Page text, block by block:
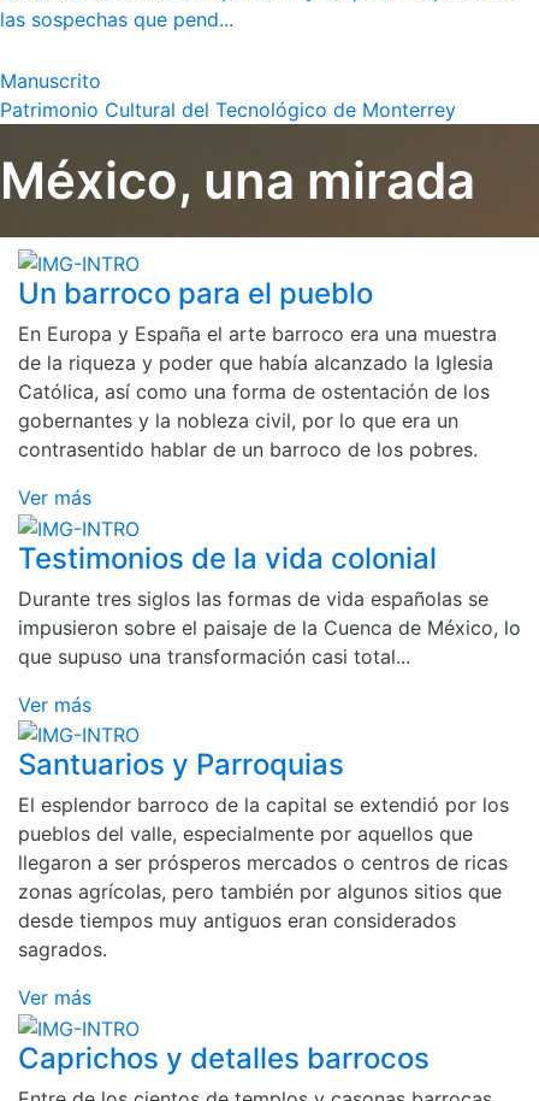
las sospechas que pend...
Manuscrito
Patrimonio Cultural del Tecnológico de Monterrey
México, una mirada
Un barroco para el pueblo
En Europa y España el arte barroco era una muestra
de la riqueza y poder que había alcanzado la Iglesia
Católica, así como una forma de ostentación de los
gobernantes y la nobleza civil, por lo que era un
contrasentido hablar de un barroco de los pobres.
Ver más
Testimonios de la vida colonial
Durante tres siglos las formas de vida españolas se
impusieron sobre el paisaje de la Cuenca de México, lo
que supuso una transformación casi total...
Ver más
Santuarios y Parroquias
El esplendor barroco de la capital se extendió por los
pueblos del valle, especialmente por aquellos que
llegaron a ser prósperos mercados o centros de ricas
zonas agrícolas, pero también por algunos sitios que
desde tiempos muy antiguos eran considerados
sagrados.
Ver más
Caprichos y detalles barrocos